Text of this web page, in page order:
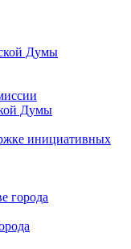
Думы
Думы
инициативных
города